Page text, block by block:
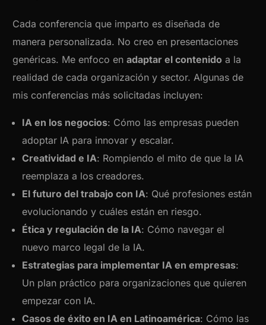
Cada conferencia que imparto es diseñada de
manera personalizada. No creo en presentaciones
genéricas. Me enfoco enadaptar el contenido a la
realidad de cada organización y sector. Algunas de
mis conferencias más solicitadas incluyen:
IA en los negocios: Cómo las empresas pueden
adoptar IA para innovar y escalar.
Creatividad e IA: Rompiendo el mito de que la IA
reemplaza a los creadores.
El futuro del trabajo con IA: Qué profesiones están
evolucionando y cuáles están en riesgo.
Ética y regulación de la IA: Cómo navegar el
nuevo marco legal de la IA.
Estrategias para implementar IA en empresas:
Un plan práctico para organizaciones que quieren
empezar con IA.
Casos de éxito en IA en Latinoamérica: Cómo las